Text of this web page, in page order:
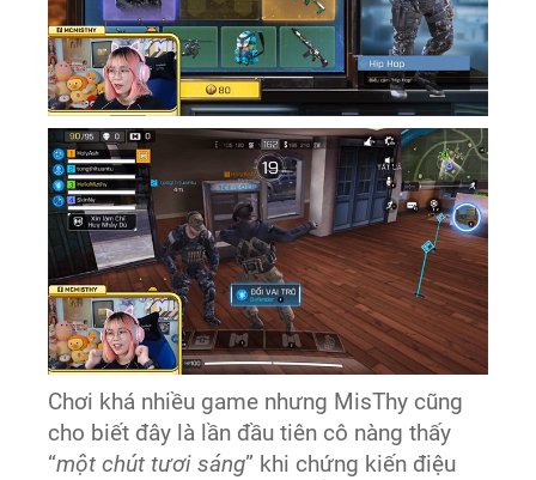
Chơi khá nhiều game nhưng MisThy cũng
cho biết đây là lần đầu tiên cô nàng thấy
“một chút tươi sáng” khi chứng kiến điệu